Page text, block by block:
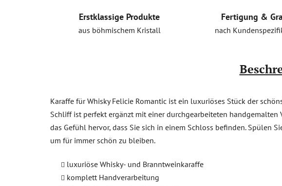
Erstklassige Produkte
aus böhmischem Kristall
Fertigung &
nach
Karaffe für Whisky Felicie Romantic ist ein luxuriöses Stück der
Schliff ist perfekt ergänzt mit einer durchgearbeiteten
das Gefühl hervor, dass Sie sich in einem Schloss befinden. Spülen
um für immer schön zu bleiben.
luxuriöse Whisky- und Branntweinkaraffe
komplett Handverarbeitung